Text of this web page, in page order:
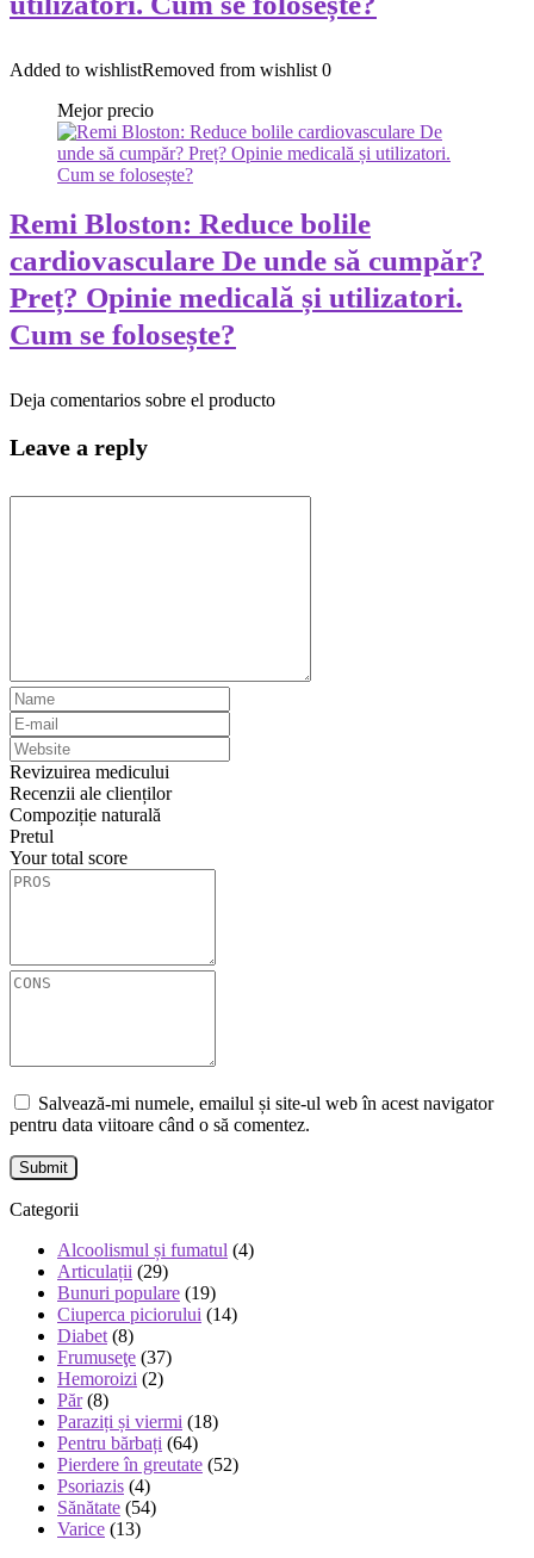
Added to wishlistRemoved from wishlist 0
Mejor precio
Remi Bloston: Reduce bolile
cardiovasculare De unde să cumpăr?
Preț? Opinie medicală și utilizatori.
Cum se folosește?
Deja comentarios sobre el producto
Leave a reply
Revizuirea medicului
Recenzii ale clienților
Compoziție naturală
Pretul
Your total score
Salvează-mi numele, emailul și site-ul web în acest navigator
pentru data viitoare când o să comentez.
Categorii
Alcoolismul și fumatul (4)
Articulații (29)
Bunuri populare (19)
Ciuperca piciorului (14)
Diabet (8)
Frumuseţe (37)
Hemoroizi (2)
Păr(8)
Paraziți și viermi (18)
Pentru bărbați (64)
Pierdere în greutate (52)
Psoriazis (4)
Sănătate (54)
Varice (13)